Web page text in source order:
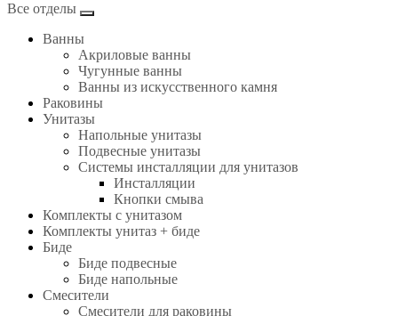
Все отделы
Ванны
Акриловые ванны
Чугунные ванны
Ванны из искусственного камня
Раковины
Унитазы
Напольные унитазы
Подвесные унитазы
Системы инсталляции для унитазов
Инсталляции
Кнопки смыва
Комплекты с унитазом
Комплекты унитаз + биде
Биде
Биде подвесные
Биде напольные
Смесители
Смесители для раковины